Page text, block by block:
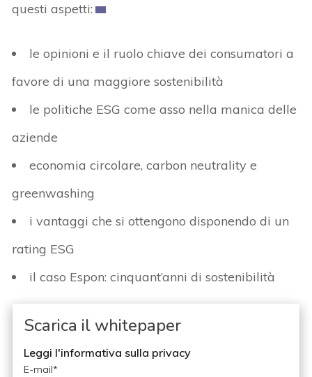
questi aspetti:
le opinioni e il ruolo chiave dei consumatori a
favore di una maggiore sostenibilità
le politiche ESG come asso nella manica delle
aziende
economia circolare, carbon neutrality e
greenwashing
i vantaggi che si ottengono disponendo di un
rating ESG
il caso Espon: cinquant’anni di sostenibilità
Scarica il whitepaper
Leggi l'informativa sulla privacy
E-mail*